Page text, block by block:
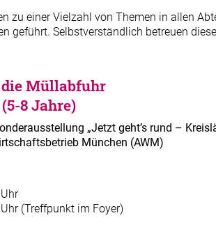
zu einer Vielzahl von Themen in allen
geführt. Selbstverständlich betreuen
die Müllabfuhr
8 Jahre)
„Jetzt geht’s rund –
München (AWM)
(Treffpunkt im Foyer)